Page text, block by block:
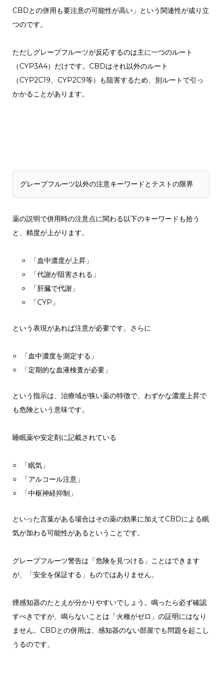
CBDとの併用も要注意の可能性が高い」という関連性が成り立
つのです。
ただしグレープフルーツが反応するのは主に一つのルート
（CYP3A4）だけです。CBDはそれ以外のルート
（CYP2C19、CYP2C9等）も阻害するため、別ルートで引っ
かかることがあります。
グレープフルーツ以外の注意キーワードとテストの限界
薬の説明で併用時の注意点に関わる以下のキーワードも拾う
と、精度が上がります。
「血中濃度が上昇」
「代謝が阻害される」
「肝臓で代謝」
「CYP」
という表現があれば注意が必要です。さらに
「血中濃度を測定する」
「定期的な血液検査が必要」
という指示は、治療域が狭い薬の特徴で、わずかな濃度上昇で
も危険という意味です。
睡眠薬や安定剤に記載されている
「眠気」
「アルコール注意」
「中枢神経抑制」
といった言葉がある場合はその薬の効果に加えてCBDによる眠
気が加わる可能性があるということです。
グレープフルーツ警告は「危険を見つける」ことはできます
が、「安全を保証する」ものではありません。
煙感知器のたとえが分かりやすいでしょう。鳴ったら必ず確認
すべきですが、鳴らないことは「火種がゼロ」の証明にはなり
ません。CBDとの併用は、感知器のない部屋でも問題を起こし
うるのです。